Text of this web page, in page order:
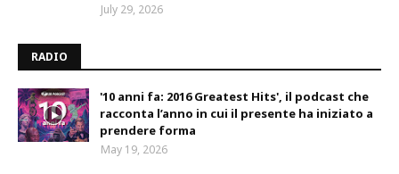
July 29, 2026
RADIO
'10 anni fa: 2016 Greatest Hits', il podcast che
racconta l’anno in cui il presente ha iniziato a
prendere forma
May 19, 2026